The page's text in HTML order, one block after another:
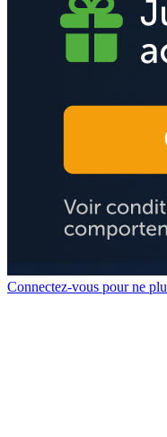
Connectez-vous pour ne